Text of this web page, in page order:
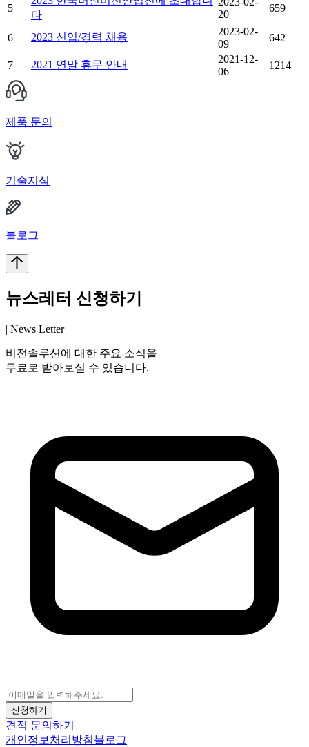
5
다
20
659
6 2023 신입/경력 채용
2023-02-
09
642
7 2021 연말 휴무 안내
2021-12-
06
1214
제품 문의
기술지식
블로그
뉴스레터 신청하기
| News Letter
비전솔루션에 대한 주요 소식을
무료로 받아보실 수 있습니다.
신청하기
견적 문의하기
개인정보처리방침블로그